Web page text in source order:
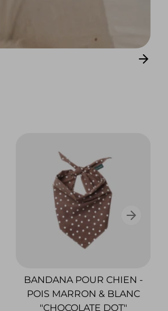
BANDANA POUR CHIEN -
POIS MARRON & BLANC
"CHOCOLATE DOT"